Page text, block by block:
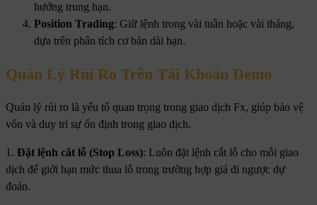
hướng trung hạn.
Position Trading: Giữ lệnh trong vài tuần hoặc vài tháng,
dựa trên phân tích cơ bản dài hạn.
Quản Lý Rủi Ro Trên Tài Khoản Demo
Quản lý rủi ro là yếu tố quan trọng trong giao dịch Fx, giúp bảo vệ
vốn và duy trì sự ổn định trong giao dịch.
1. Đặt lệnh cắt lỗ (Stop Loss): Luôn đặt lệnh cắt lỗ cho mỗi giao
dịch để giới hạn mức thua lỗ trong trường hợp giá đi ngược dự
đoán.